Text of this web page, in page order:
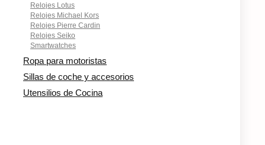
Relojes Lotus
Relojes Michael Kors
Relojes Pierre Cardin
Relojes Seiko
Smartwatches
Ropa para motoristas
Sillas de coche y accesorios
Utensilios de Cocina